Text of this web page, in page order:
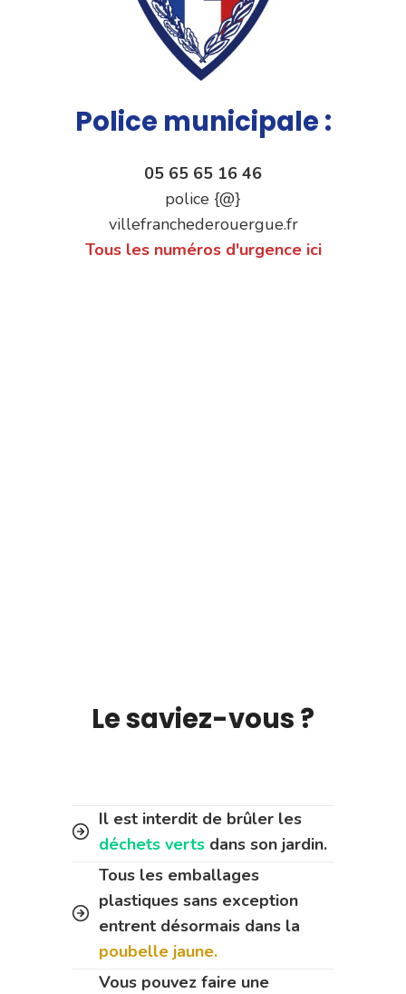
Police municipale :
05 65 65 16 46
police {@}
villefranchederouergue.fr
Tous les numéros d'urgence ici
Le saviez-vous ?
Il est interdit de brûler les
déchets verts dans son jardin.
Tous les emballages
plastiques sans exception
entrent désormais dans la
poubelle jaune.
Vous pouvez faire une